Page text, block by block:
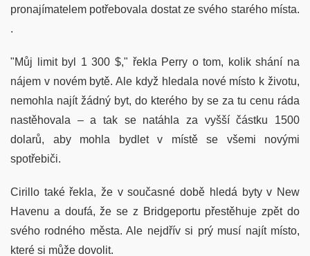
pronajímatelem potřebovala dostat ze svého starého místa.
.
"Můj limit byl 1 300 $," řekla Perry o tom, kolik shání na
nájem v novém bytě. Ale když hledala nové místo k životu,
nemohla najít žádný byt, do kterého by se za tu cenu ráda
nastěhovala – a tak se natáhla za vyšší částku 1500
dolarů, aby mohla bydlet v místě se všemi novými
spotřebiči.
Cirillo také řekla, že v současné době hledá byty v New
Havenu a doufá, že se z Bridgeportu přestěhuje zpět do
svého rodného města. Ale nejdřív si prý musí najít místo,
které si může dovolit.